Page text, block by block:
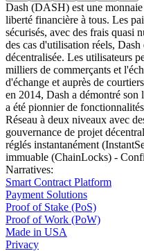
Dash (DASH) est une
liberté financière à tous. Les
sécurisés, avec des frais quasi
des cas d'utilisation réels,
décentralisée. Les utilisateurs
milliers de commerçants et
d'échange et auprès de
en 2014, Dash a démontré
a été pionnier de
Réseau à deux niveaux avec
gouvernance de projet
réglés instantanément
immuable (ChainLocks) -
Narratives:
Smart Contract Platform
Payment Solutions
Proof of Stake (PoS)
Proof of Work (PoW)
Made in USA
Privacy